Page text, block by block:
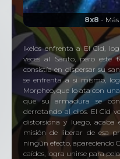
8x8 -
Ikelos enfrenta a El Cid,
veces al Santo, pero este
consistía en dispersar su
se enfrenta a si mismo,
Morpheo, que lo ata con
que su armadura se
derrotando al dios. El Cid
distorsiona y luego, acaba
misión de liberar de esa
ningún efecto, apareciendo
caídos, logra unirse para